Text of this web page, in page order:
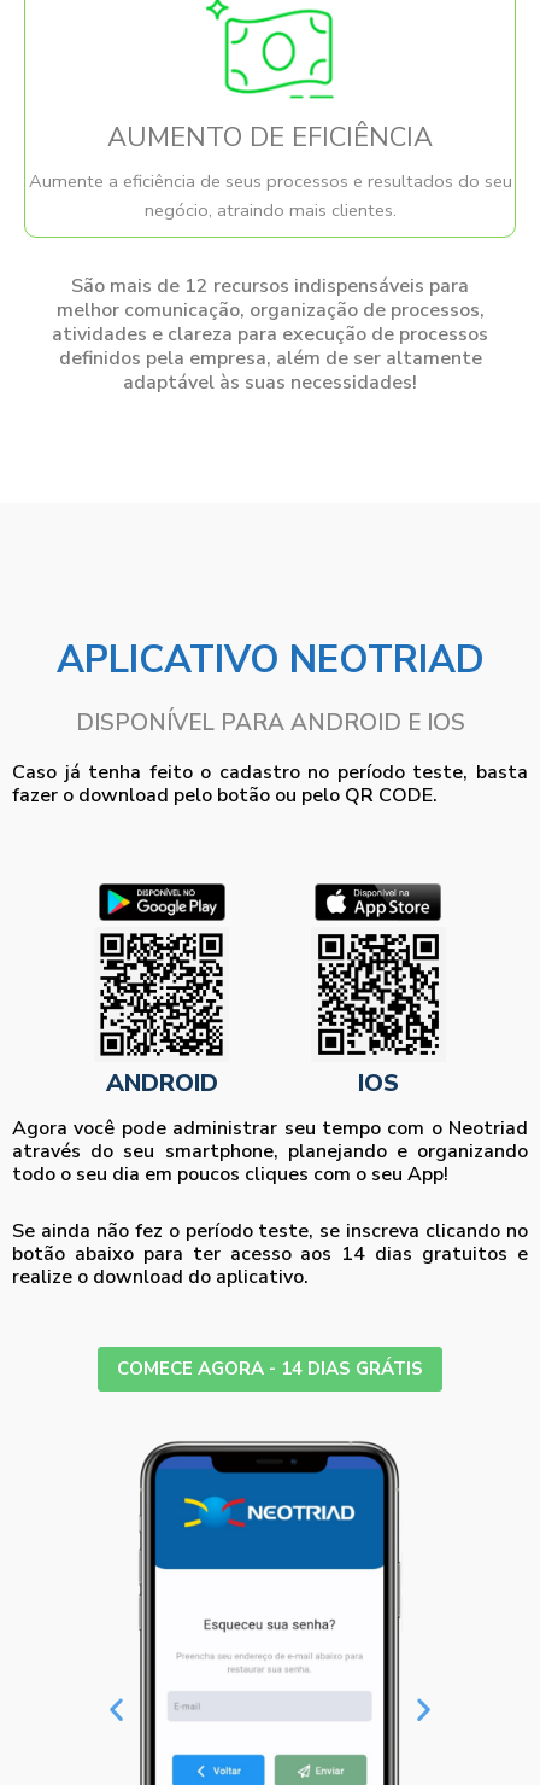
AUMENTO DE EFICIÊNCIA
Aumente a eficiência de seus processos e resultados do seu
negócio, atraindo mais clientes.
São mais de 12 recursos indispensáveis para
melhor comunicação, organização de processos,
atividades e clareza para execução de processos
definidos pela empresa, além de ser altamente
adaptável às suas necessidades!
APLICATIVO NEOTRIAD
DISPONÍVEL PARA ANDROID E IOS
Caso já tenha feito o cadastro no período teste, basta
fazer o download pelo botão ou pelo QR CODE.
ANDROID IOS
Agora você pode administrar seu tempo com o Neotriad
através do seu smartphone, planejando e organizando
todo o seu dia em poucos cliques com o seu App!
Se ainda não fez o período teste, se inscreva clicando no
botão abaixo para ter acesso aos 14 dias gratuitos e
realize o download do aplicativo.
COMECE AGORA - 14 DIAS GRÁTIS